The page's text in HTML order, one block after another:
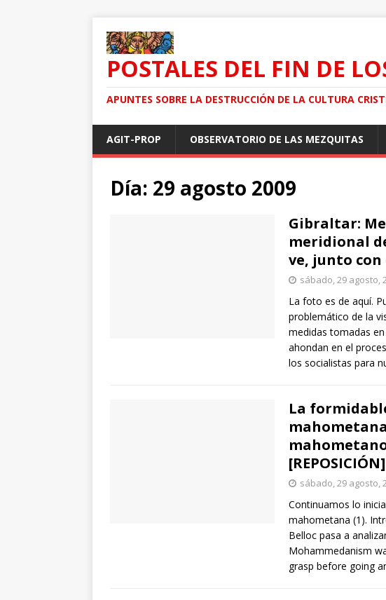
POSTALES DEL FIN DE
APUNTES SOBRE LA DESTRUCCIÓN DE LA CULTURA
AGIT-PROP OBSERVATORIO DE LAS MEZQUITAS
Día: 29 agosto 2009
Gibraltar:
meridional
ve, junto
sábado, 29 agosto,
La foto es de aquí.
problemático de la
medidas tomadas
ahondan en el
los socialistas para
La
[REPOSICIÓN]
sábado, 29 agosto,
Continuamos lo
mahometana (1).
Belloc pasa a
Mohammedanism
grasp before going